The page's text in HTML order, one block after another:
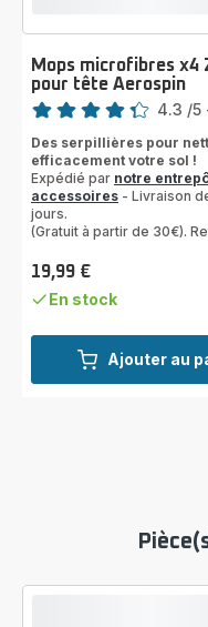
Ajouter au
Mops microfibres x4
pour tête Aerospin
Note
4.3 /5
Des serpillières pour
efficacement votre sol !
Expédié par notre
accessoires - Livraison
jours.
(Gratuit à partir de 30€).
Prix
19,99 €
En stock